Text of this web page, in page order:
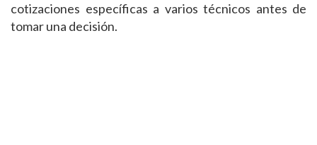
cotizaciones específicas a varios técnicos antes de
tomar una decisión.